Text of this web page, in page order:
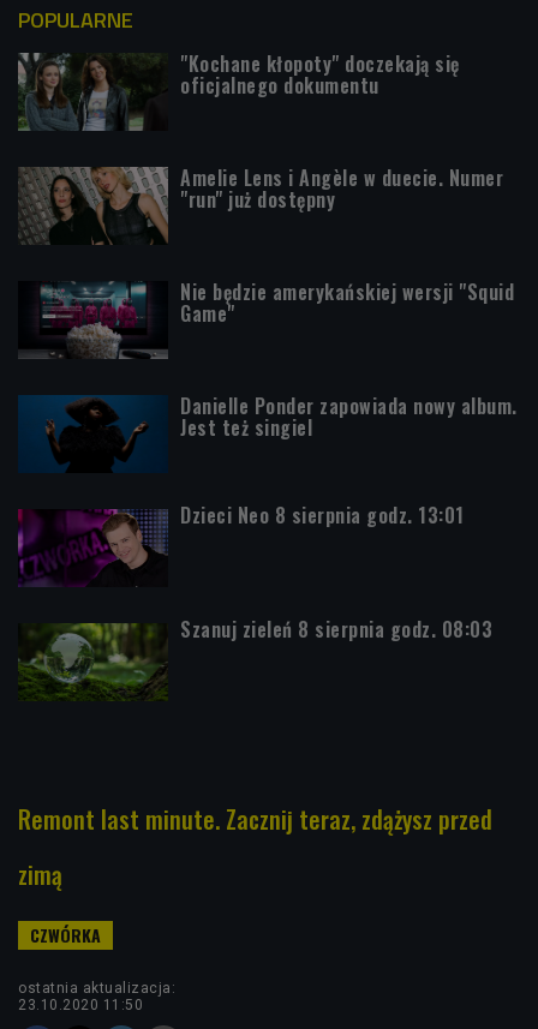
POPULARNE
"Kochane kłopoty" doczekają się
oficjalnego dokumentu
Amelie Lens i Angèle w duecie. Numer
"run" już dostępny
Nie będzie amerykańskiej wersji "Squid
Game"
Danielle Ponder zapowiada nowy album.
Jest też singiel
Dzieci Neo 8 sierpnia godz. 13:01
Szanuj zieleń 8 sierpnia godz. 08:03
Remont last minute. Zacznij teraz, zdążysz przed
zimą
ostatnia aktualizacja:
23.10.2020 11:50